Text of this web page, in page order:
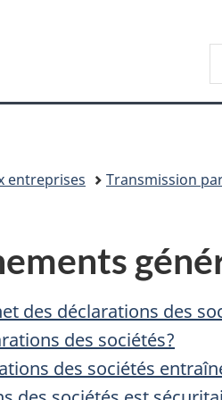
sujet
HTML
entreprises Transmission
des déclarations des
des sociétés?
des sociétés